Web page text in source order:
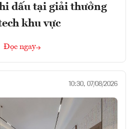
dấu tại giải thưởng
khu vực
Đọc ngay
10:30, 07/08/2026